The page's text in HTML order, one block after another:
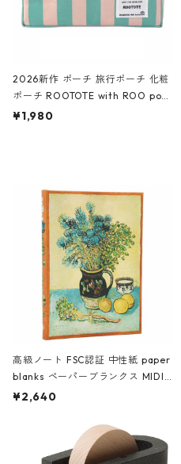
2026新作 ポーチ 旅行ポーチ 化粧
ポーチ ROOTOTE with ROO pou
ch 3532 ルートート WR.ポーチ.ラ
¥1,980
高級ノート FSC認証 中性紙 paper
blanks ペーパーブランクス MIDI
ハードカバー 罫線 ヴァン・ゴッホ
¥2,640